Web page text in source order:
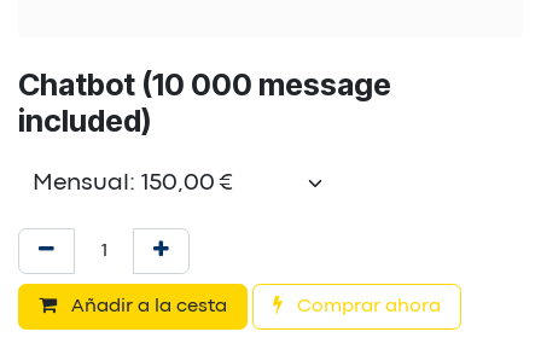
Chatbot (10 000 message
included)
Añadir a la cesta Comprar ahora